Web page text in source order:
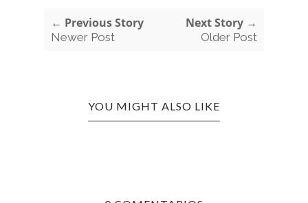
← Previous Story
Newer Post
Next Story →
Older Post
YOU MIGHT ALSO LIKE